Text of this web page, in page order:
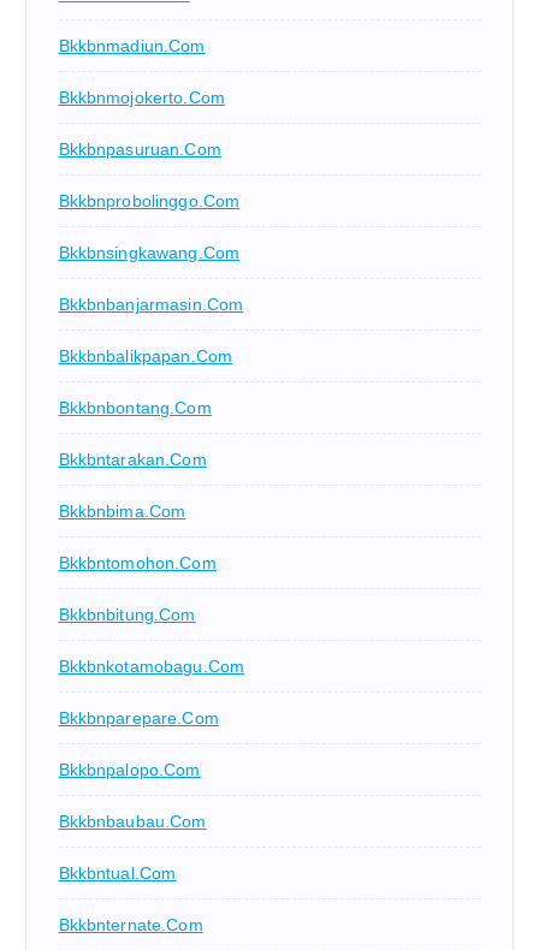
Bkkbnmadiun.com
Bkkbnmojokerto.com
Bkkbnpasuruan.com
Bkkbnprobolinggo.com
Bkkbnsingkawang.com
Bkkbnbanjarmasin.com
Bkkbnbalikpapan.com
Bkkbnbontang.com
Bkkbntarakan.com
Bkkbnbima.com
Bkkbntomohon.com
Bkkbnbitung.com
Bkkbnkotamobagu.com
Bkkbnparepare.com
Bkkbnpalopo.com
Bkkbnbaubau.com
Bkkbntual.com
Bkkbnternate.com